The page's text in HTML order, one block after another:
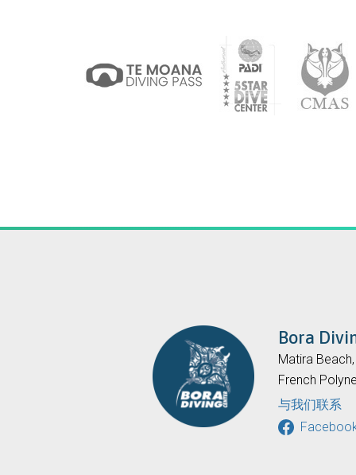
Bora
Matira
French
与我们联系